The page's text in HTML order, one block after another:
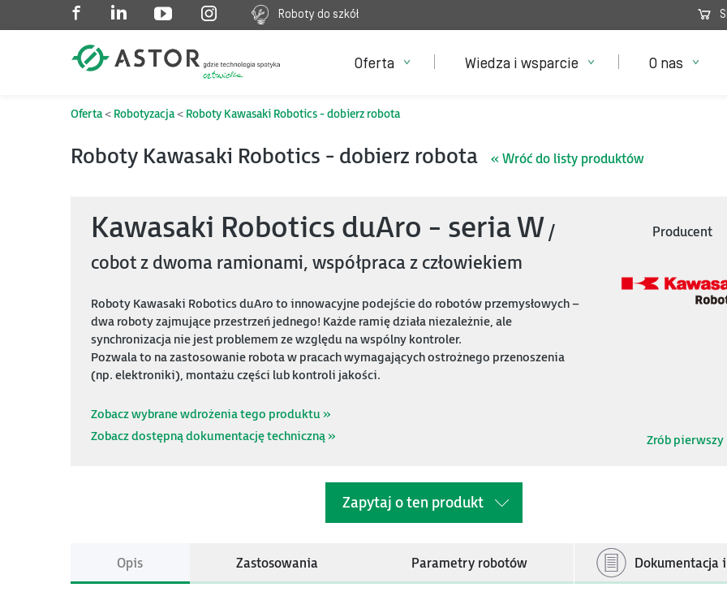
Roboty do szkół
Oferta Wiedza i wsparcie O nas
Oferta Robotyzacja Roboty Kawasaki Robotics - dobierz robota
Roboty Kawasaki Robotics - dobierz robota « Wróć do listy produktów
Kawasaki Robotics duAro - seria W /
cobot z dwoma ramionami, współpraca z człowiekiem
Roboty Kawasaki Robotics duAro to innowacyjne podejście do robotów przemysłowych –
dwa roboty zajmujące przestrzeń jednego! Każde ramię działa niezależnie, ale
synchronizacja nie jest problemem ze względu na wspólny kontroler.
Pozwala to na zastosowanie robota w pracach wymagających ostrożnego przenoszenia
(np. elektroniki), montażu części lub kontroli jakości.
Zobacz wybrane wdrożenia tego produktu »
Zobacz dostępną dokumentację techniczną »
Producent
Zrób pierwszy
Zapytaj o ten produkt
Opis Zastosowania Parametry robotów Dokumentacja